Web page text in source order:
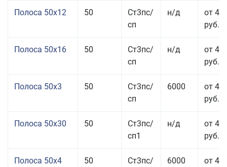
Полоса 50x12 50
Ст3пс/
сп
н/д
от 44
руб.
Полоса 50x16 50
Ст3пс/
сп
н/д
от 49
руб.
Полоса 50x3 50
Ст3пс/
сп
6000
от 45
руб.
Полоса 50x30 50
Ст3пс/
сп1
н/д
от 44
руб.
Полоса 50x4 50
Ст3пс/
6000
от 45